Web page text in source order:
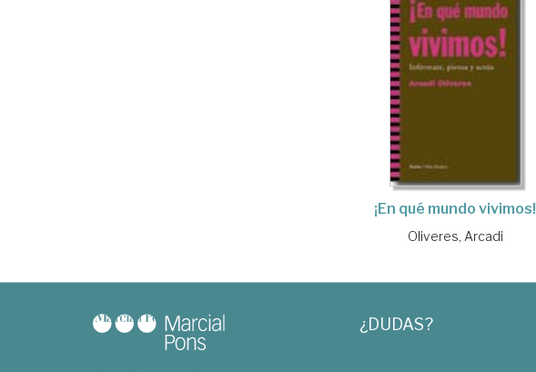
¡En qué mundo vivimos!
Oliveres, Arcadi
¿DUDAS?